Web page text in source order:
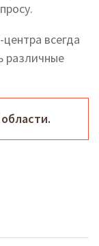
всегда
различные